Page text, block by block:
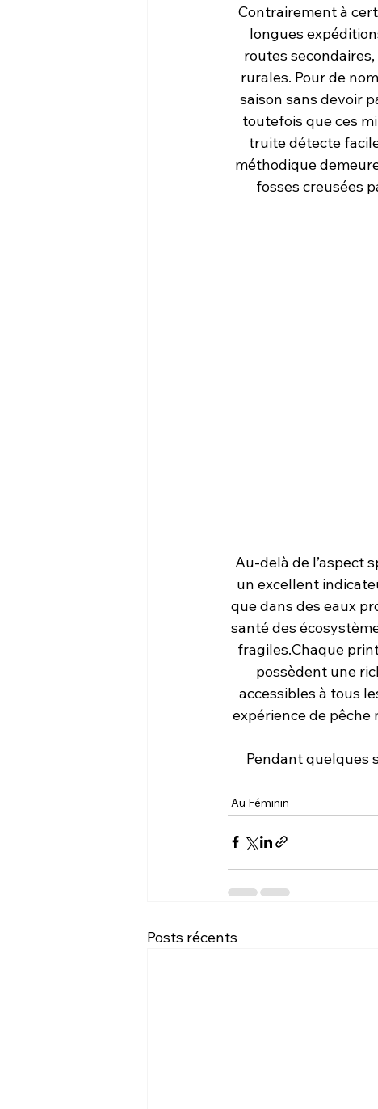
Contrairement à
longues
routes
rurales. Pour de
saison sans devoir
toutefois que ces
truite détecte
méthodique
fosses creusées
Au-delà de l’aspect
un excellent
que dans des eaux
santé des
fragiles.Chaque
possèdent une
accessibles à tous
expérience de pêche
Pendant quelques
Au Féminin
Posts récents